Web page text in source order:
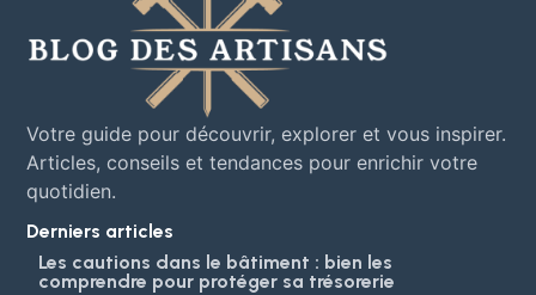
Votre guide pour découvrir, explorer et vous inspirer.
Articles, conseils et tendances pour enrichir votre
quotidien.
Derniers articles
Les cautions dans le bâtiment : bien les
comprendre pour protéger sa trésorerie